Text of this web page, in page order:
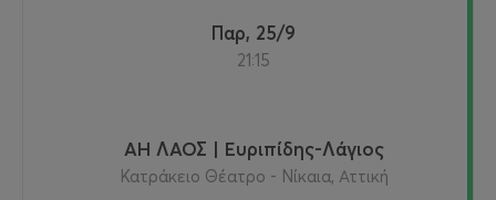
Παρ, 25/9
21:15
ΑΗ ΛΑΟΣ | Ευριπίδης-Λάγιος
Κατράκειο Θέατρο - Νίκαια, Αττική